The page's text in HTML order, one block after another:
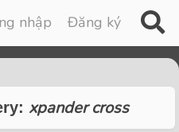
nhập Đăng ký
xpander cross